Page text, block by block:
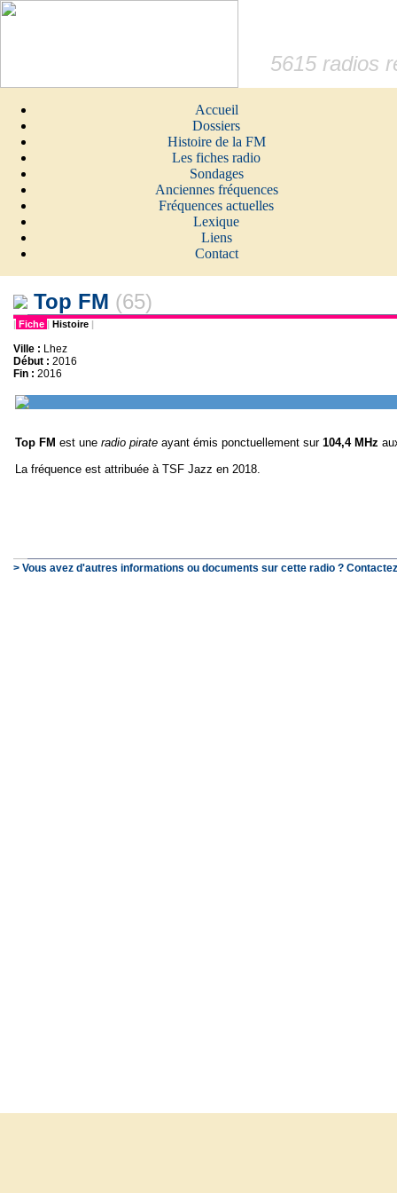
5615 radios
Accueil
Dossiers
Histoire de la FM
Les fiches radio
Sondages
Anciennes fréquences
Fréquences actuelles
Lexique
Liens
Contact
Top FM (65)
| Fiche | Histoire |
Ville : Lhez
Début : 2016
Fin : 2016
Top FM est une radio pirate ayant émis ponctuellement sur 104,4 MHz
La fréquence est attribuée à TSF Jazz en 2018.
> Vous avez d'autres informations ou documents sur cette radio ?